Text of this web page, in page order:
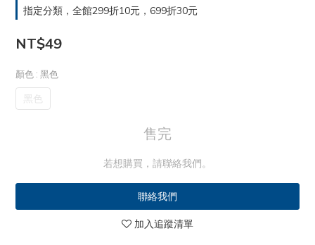
指定分類，全館299折10元，699折30元
NT$49
顏色 : 黑色
黑色
售完
若想購買，請聯絡我們。
聯絡我們
加入追蹤清單